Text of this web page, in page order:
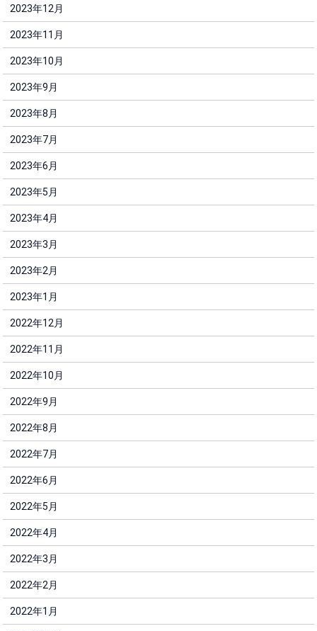
2023年12月
2023年11月
2023年10月
2023年9月
2023年8月
2023年7月
2023年6月
2023年5月
2023年4月
2023年3月
2023年2月
2023年1月
2022年12月
2022年11月
2022年10月
2022年9月
2022年8月
2022年7月
2022年6月
2022年5月
2022年4月
2022年3月
2022年2月
2022年1月